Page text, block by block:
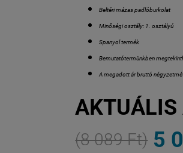
Beltéri mázas padlóburkolat
Minőségi osztály: 1. osztályú
Spanyol termék
Bemutatótermünkben
A megadott ár bruttó
(8 089 Ft) 5